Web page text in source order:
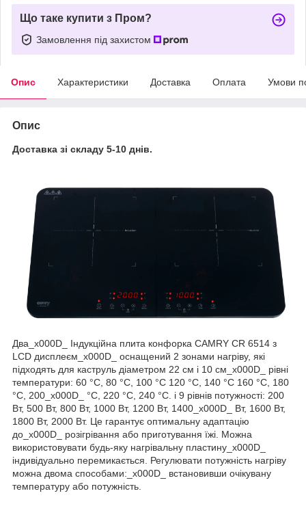
Що таке купити з Пром?
Замовлення під захистом
Опис Характеристики Доставка Оплата Умови
Опис
Доставка зі складу 5-10 днів.
Два_x000D_ Індукційна плита конфорка CAMRY CR 6514 з
LCD дисплеєм_x000D_ оснащений 2 зонами нагріву, які
підходять для каструль діаметром 22 см і 10 см_x000D_ рівні
температури: 60 °C, 80 °C, 100 °C 120 °C, 140 °C 160 °C, 180
°C, 200_x000D_ °C, 220 °C, 240 °C. і 9 рівнів потужності: 200
Вт, 500 Вт, 800 Вт, 1000 Вт, 1200 Вт, 1400_x000D_ Вт, 1600 Вт,
1800 Вт, 2000 Вт. Це гарантує оптимальну адаптацію
до_x000D_ розігрівання або приготування їжі. Можна
використовувати будь-яку нагрівальну пластину_x000D_
індивідуально перемикається. Регулювати потужність нагріву
можна двома способами:_x000D_ встановивши очікувану
температуру або потужність.